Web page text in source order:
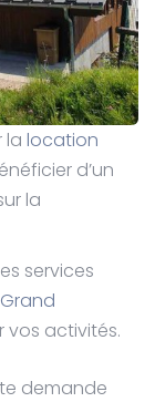
la location
d’un
la
services
vos activités.
demande